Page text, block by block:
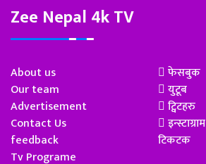
Zee Nepal 4k TV
About us
Our team
Advertisement
Contact Us
feedback
Tv Programe
फेसबुक
युटूब
ट्विटहरु
इन्स्टाग्राम
टिकटक